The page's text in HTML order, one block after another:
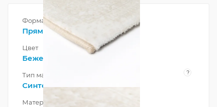
Форма
Прямоугольник
Цвет
Бежевый
Тип материала ?
Синтетический
Материал